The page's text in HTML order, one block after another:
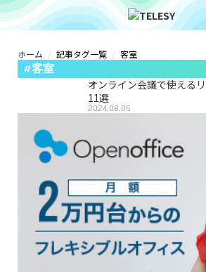
コラ
ホーム 記事タグ一覧 客室
#客室
オンライン会議で使える
11選
2024.08.06